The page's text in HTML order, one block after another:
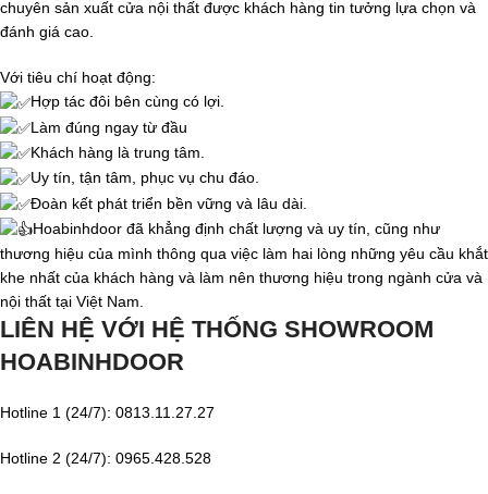
chuyên sản xuất cửa nội thất được khách hàng tin tưởng lựa chọn và
đánh giá cao.
Với tiêu chí hoạt động:
Hợp tác đôi bên cùng có lợi.
Làm đúng ngay từ đầu
Khách hàng là trung tâm.
Uy tín, tận tâm, phục vụ chu đáo.
Đoàn kết phát triển bền vững và lâu dài.
Hoabinhdoor đã khẳng định chất lượng và uy tín, cũng như
thương hiệu của mình thông qua việc làm hai lòng những yêu cầu khắt
khe nhất của khách hàng và làm nên thương hiệu trong ngành cửa và
nội thất tại Việt Nam.
LIÊN HỆ VỚI HỆ THỐNG SHOWROOM
HOABINHDOOR
Hotline 1 (24/7): 0813.11.27.27
Hotline 2 (24/7): 0965.428.528